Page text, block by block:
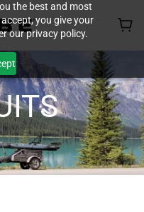
the best and most
you give your
our privacy policy.